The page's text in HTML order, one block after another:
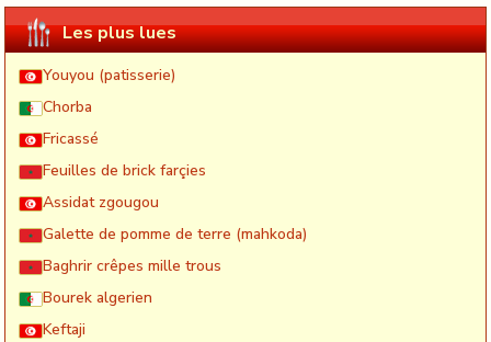
Les plus lues
Youyou (patisserie)
Chorba
Fricassé
Feuilles de brick farçies
Assidat zgougou
Galette de pomme de terre (mahkoda)
Baghrir crêpes mille trous
Bourek algerien
Keftaji